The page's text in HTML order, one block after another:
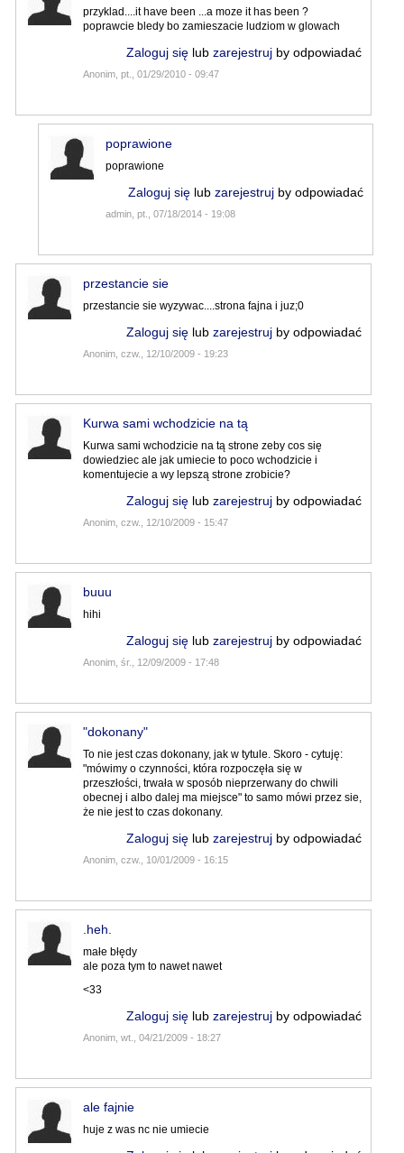
przyklad....it have been ...a moze it has been ?
poprawcie bledy bo zamieszacie ludziom w glowach
Zaloguj sięlub zarejestrujby odpowiadać
Anonim, pt., 01/29/2010 - 09:47
poprawione
poprawione
Zaloguj się lubzarejestruj by odpowiadać
admin, pt., 07/18/2014 - 19:08
przestancie sie
przestancie sie wyzywac....strona fajna i juz;0
Zaloguj sięlub zarejestrujby odpowiadać
Anonim, czw., 12/10/2009 - 19:23
Kurwa sami wchodzicie na tą
Kurwa sami wchodzicie na tą strone zeby cos się
dowiedziec ale jak umiecie to poco wchodzicie i
komentujecie a wy lepszą strone zrobicie?
Zaloguj sięlub zarejestrujby odpowiadać
Anonim, czw., 12/10/2009 - 15:47
buuu
hihi
Zaloguj sięlub zarejestrujby odpowiadać
Anonim, śr., 12/09/2009 - 17:48
"dokonany"
To nie jest czas dokonany, jak w tytule. Skoro - cytuję:
"mówimy o czynności, która rozpoczęła się w
przeszłości, trwała w sposób nieprzerwany do chwili
obecnej i albo dalej ma miejsce" to samo mówi przez sie,
że nie jest to czas dokonany.
Zaloguj sięlub zarejestrujby odpowiadać
Anonim, czw., 10/01/2009 - 16:15
.heh.
małe błędy
ale poza tym to nawet nawet
<33
Zaloguj sięlub zarejestrujby odpowiadać
Anonim, wt., 04/21/2009 - 18:27
ale fajnie
huje z was nc nie umiecie